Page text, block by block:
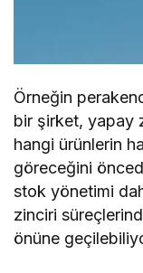
Örneğin
bir şirket, yapay
hangi ürünlerin
göreceğini
stok yönetimi
zinciri
önüne